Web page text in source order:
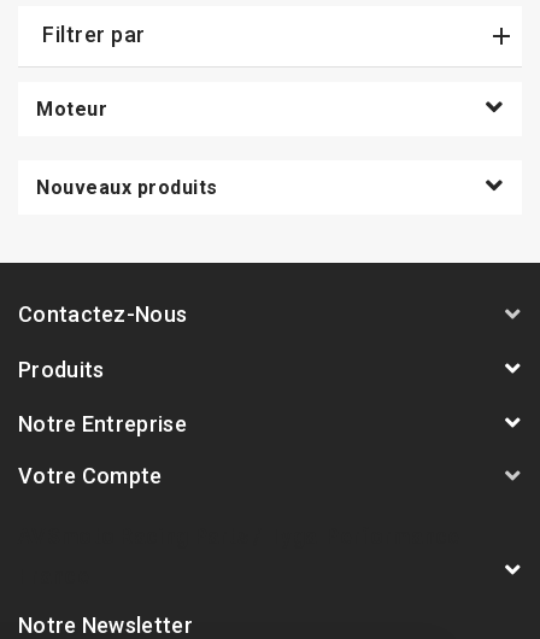
Filtrer par
Moteur
Nouveaux produits
Contactez-Nous
Produits
Notre Entreprise
Votre Compte
Notre Newsletter